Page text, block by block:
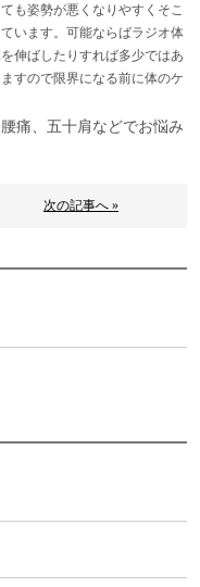
も姿勢が悪くなりやすくそこ
います。可能ならばラジオ体
伸ばしたりすれば多少ではあ
すので限界になる前に体のケ
痛、五十肩などでお悩み
次の記事へ »